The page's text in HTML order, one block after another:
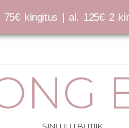
kingitus | al. 125€ 2